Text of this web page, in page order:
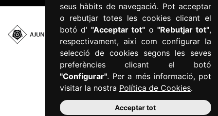
seus hàbits de navegació. Pot acceptar
o rebutjar totes les cookies clicant el
botó d'"Acceptar tot" o "Rebutjar tot",
respectivament, així com configurar la
selecció de cookies segons les seves
preferències clicant el botó
"Configurar". Per a més informació, pot
visitar la nostra Política de Cookies.
Acceptar tot
Plaça del Mercadal ·
43201 Reus
977 010 010
ajuntament@reus.cat |
reus.cat